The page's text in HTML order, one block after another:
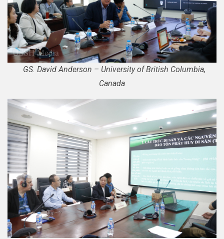
GS. David Anderson – University of British Columbia,
Canada